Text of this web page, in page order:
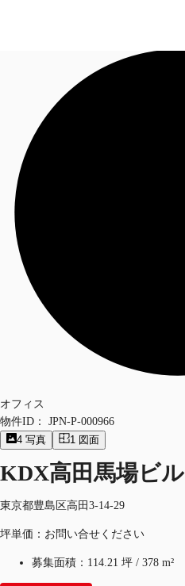
オフィス・事務所
倉庫・物流センター
お電話
オフィス
物件ID：
JPN-P-000966
4 写真 1 図面
KDX高田馬場ビル
東京都豊島区高田3-14-29
坪単価：お問い合せください
募集面積： 114.21 坪 / 378 m²